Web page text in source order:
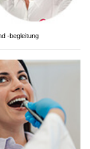
-begleitung